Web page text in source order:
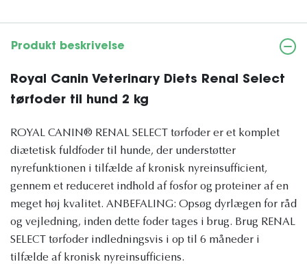
Produkt beskrivelse
Royal Canin Veterinary Diets Renal Select
tørfoder til hund 2 kg
ROYAL CANIN® RENAL SELECT tørfoder er et komplet
diætetisk fuldfoder til hunde, der understøtter
nyrefunktionen i tilfælde af kronisk nyreinsufficient,
gennem et reduceret indhold af fosfor og proteiner af en
meget høj kvalitet. ANBEFALING: Opsøg dyrlægen for råd
og vejledning, inden dette foder tages i brug. Brug RENAL
SELECT tørfoder indledningsvis i op til 6 måneder i
tilfælde af kronisk nyreinsufficiens.